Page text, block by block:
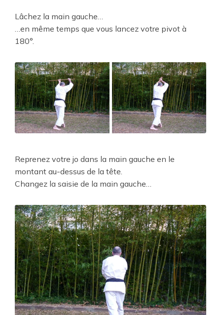
Lâchez la main gauche…
…en même temps que vous lancez votre pivot à
180°.
Reprenez votre jo dans la main gauche en le
montant au-dessus de la tête.
Changez la saisie de la main gauche…